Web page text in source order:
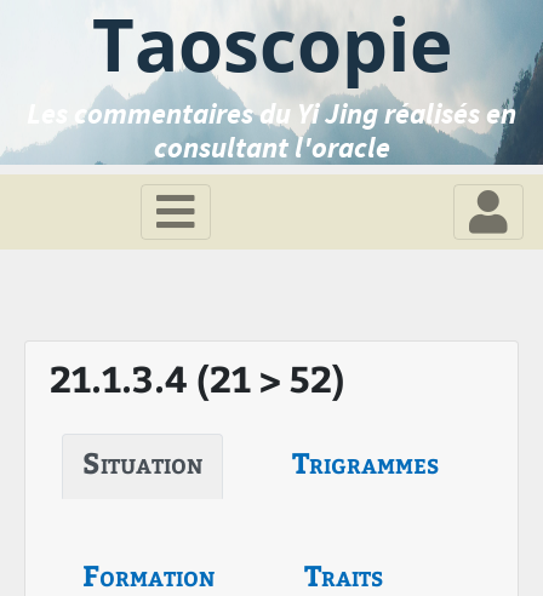
Taoscopie
Les commentaires du Yi Jing réalisés en
consultant l'oracle
21.1.3.4 (21 > 52)
Situation Trigrammes
Formation Traits